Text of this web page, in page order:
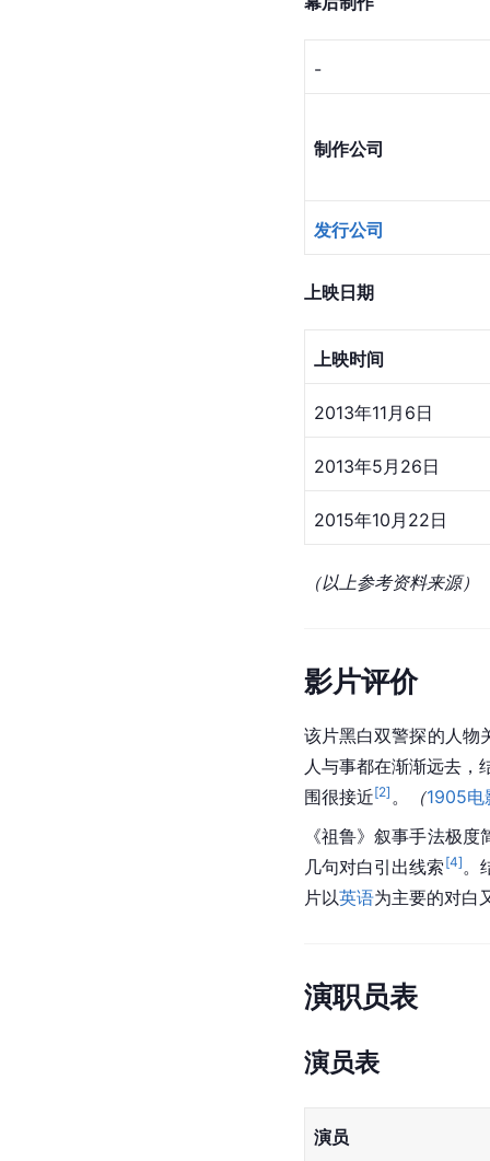
-
制作公司
发行公司
上映日期
上映时间
2013年11月6日
2013年5月26日
2015年10月22日
（以上参考资料来源）
影片评价
该片黑白双警探的人物
人与事都在渐渐远去，
围很接近[2] 。 （1905电
《祖鲁》叙事手法极
几句对白引出线索 [4]。
片以英语为主要的对白
演职员表
演员表
演员